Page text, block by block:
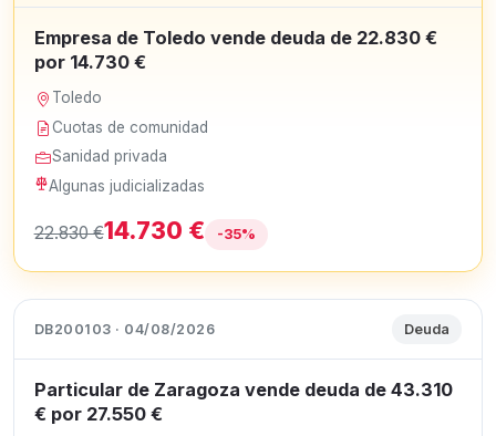
Empresa de Toledo vende deuda de 22.830 €
por 14.730 €
Toledo
Cuotas de comunidad
Sanidad privada
Algunas judicializadas
22.830 €14.730 € -35%
DB200103 · 04/08/2026 Deuda
Particular de Zaragoza vende deuda de 43.310
€ por 27.550 €